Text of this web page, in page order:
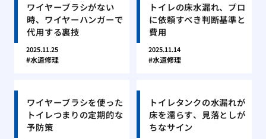
ワイヤーブラシがない
時、ワイヤーハンガーで
代用する裏技
2025.11.25
水道修理
トイレの床水漏れ、プロ
に依頼すべき判断基準と
費用
2025.11.14
水道修理
ワイヤーブラシを使った
トイレつまりの定期的な
予防策
トイレタンクの水漏れが
床を濡らす、見落としが
ちなサイン